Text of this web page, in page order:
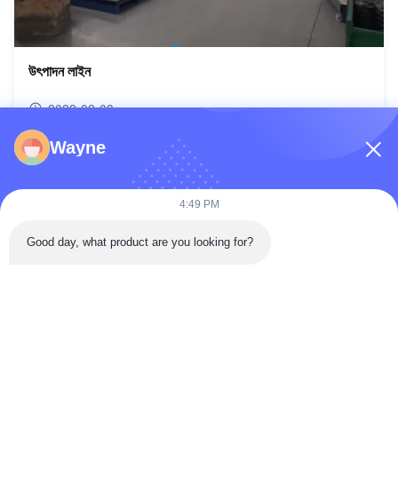
উৎপাদন লাইন
2022-02-08
Wayne
4:49 PM
Good day, what product are you looking for?